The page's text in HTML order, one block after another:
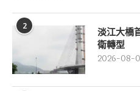
2
淡江大橋
衛轉型
2026-08-